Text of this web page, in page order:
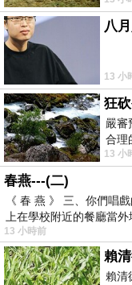
八
13 小
狂
嚴審
合理
要編
13 小
春燕---(二)
《 春 燕 》 三、你們唱
上在學校附近的餐廳當
13 小時前
賴
賴清